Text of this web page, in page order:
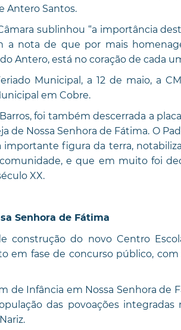
Antero Santos.
sublinhou “a importância
a nota de que por mais
Antero, está no coração de cada
Municipal, a 12 de maio, a
em Cobre.
foi também descerrada a
de Nossa Senhora de Fátima. O
figura da terra,
e que em muito foi
XX.
Senhora de Fátima
do novo Centro
em fase de concurso público, com
de Infância em Nossa Senhora de
das povoações integradas